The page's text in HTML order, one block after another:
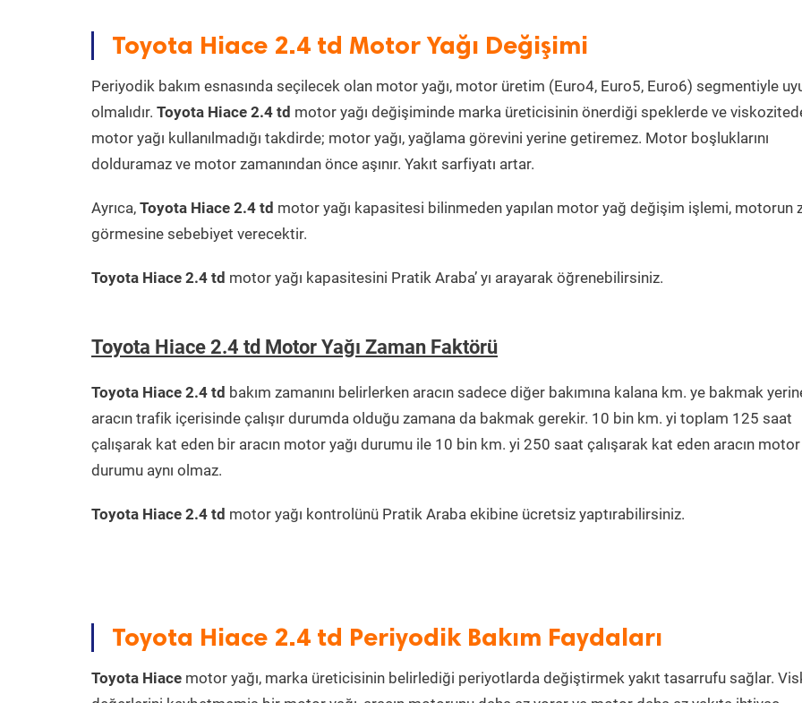
Toyota Hiace 2.4 td Motor Yağı Değişimi
Periyodik bakım esnasında seçilecek olan motor yağı, motor üretim (Euro4, Euro5, Euro6) segmentiyle
olmalıdır. Toyota Hiace 2.4 td motor yağı değişiminde marka üreticisinin önerdiği speklerde ve
motor yağı kullanılmadığı takdirde; motor yağı, yağlama görevini yerine getiremez. Motor boşluklarını
dolduramaz ve motor zamanından önce aşınır. Yakıt sarfiyatı artar.
Ayrıca, Toyota Hiace 2.4 td motor yağı kapasitesi bilinmeden yapılan motor yağ değişim işlemi, motorun
görmesine sebebiyet verecektir.
Toyota Hiace 2.4 td motor yağı kapasitesini Pratik Araba’ yı arayarak öğrenebilirsiniz.
Toyota Hiace 2.4 td Motor Yağı Zaman Faktörü
Toyota Hiace 2.4 td bakım zamanını belirlerken aracın sadece diğer bakımına kalana km. ye bakmak
aracın trafik içerisinde çalışır durumda olduğu zamana da bakmak gerekir. 10 bin km. yi toplam 125 saat
çalışarak kat eden bir aracın motor yağı durumu ile 10 bin km. yi 250 saat çalışarak kat eden aracın motor
durumu aynı olmaz.
Toyota Hiace 2.4 td motor yağı kontrolünü Pratik Araba ekibine ücretsiz yaptırabilirsiniz.
Toyota Hiace 2.4 td Periyodik Bakım Faydaları
Toyota Hiace motor yağı, marka üreticisinin belirlediği periyotlarda değiştirmek yakıt tasarrufu sağlar.